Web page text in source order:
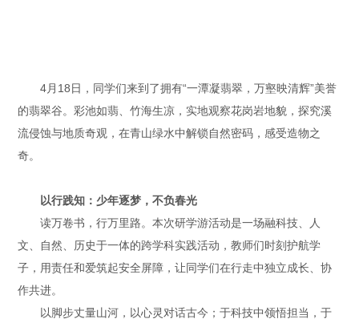
4月18日，同学们来到了拥有“一潭凝翡翠，万壑映清辉”美誉
的翡翠谷。彩池如翡、竹海生凉，实地观察花岗岩地貌，探究溪
流侵蚀与地质奇观，在青山绿水中解锁自然密码，感受造物之
奇。
以行践知：少年逐梦，不负春光
读万卷书，行万里路。本次研学游活动是一场融科技、人
文、自然、历史于一体的跨学科实践活动，教师们时刻护航学
子，用责任和爱筑起安全屏障，让同学们在行走中独立成长、协
作共进。
以脚步丈量山河，以心灵对话古今；于科技中领悟担当，于